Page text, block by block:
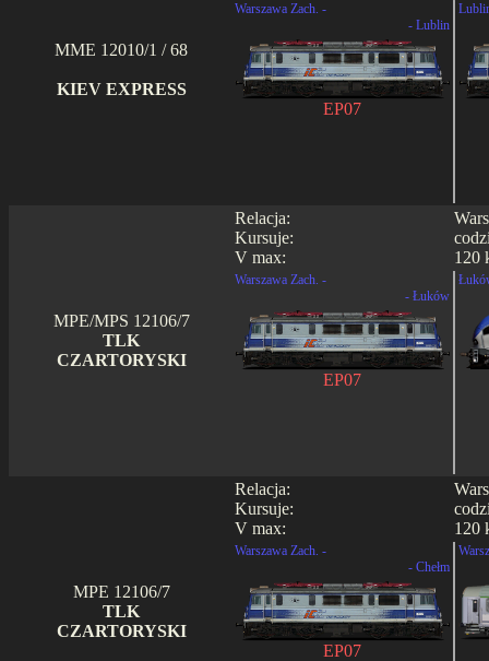
MME 12010/1 / 68
KIEV EXPRESS
Warszawa Zach. -
- Lublin
EP07
Relacja:
Kursuje:
V max:
120
MPE/MPS 12106/7
TLK
CZARTORYSKI
Warszawa Zach. -
- Łuków
EP07
Relacja:
Kursuje:
V max:
120
MPE 12106/7
TLK
CZARTORYSKI
Warszawa Zach. -
- Chełm
EP07